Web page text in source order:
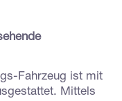
Fahrzeug ist mit
Mittels